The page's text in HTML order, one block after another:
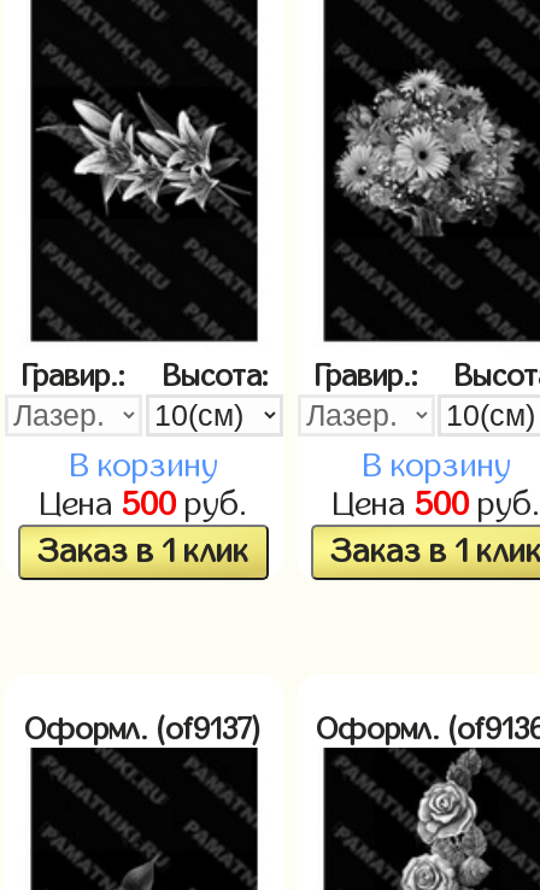
Гравир.: Высота:
В корзину
Цена 500руб.
Заказ в 1 клик
Гравир.:
В корзину
Цена 500руб.
Заказ в 1
Оформл. (of9137) Оформл.